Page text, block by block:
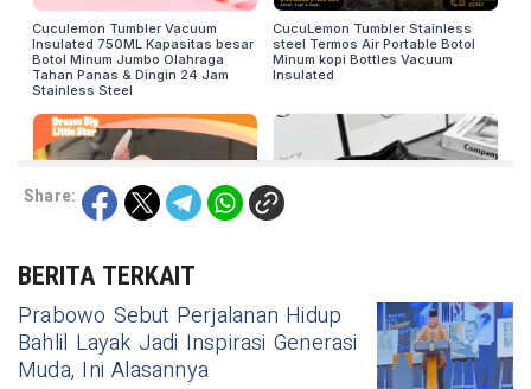
Share:
BERITA TERKAIT
Prabowo Sebut Perjalanan Hidup
Bahlil Layak Jadi Inspirasi Generasi
Muda, Ini Alasannya